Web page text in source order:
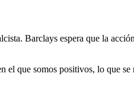
Barclays espera que la
que somos positivos, lo que